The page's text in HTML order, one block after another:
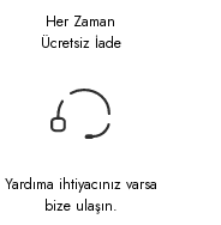
Her Zaman
Ücretsiz İade
Yardıma ihtiyacınız varsa
bize ulaşın.